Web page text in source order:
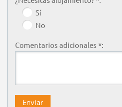
Sí
No
Comentarios adicionales *: